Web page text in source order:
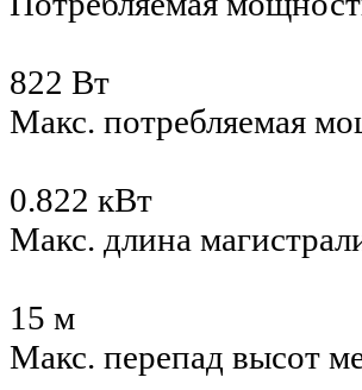
822 Вт
Макс. потребляемая
0.822 кВт
Макс. длина
15 м
Макс. перепад высот